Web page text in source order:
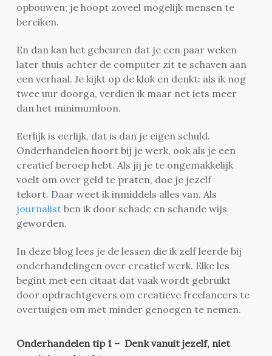
opbouwen; je hoopt zoveel mogelijk mensen te
bereiken.
En dan kan het gebeuren dat je een paar weken
later thuis achter de computer zit te schaven aan
een verhaal. Je kijkt op de klok en denkt: als ik nog
twee uur doorga, verdien ik maar net iets meer
dan het minimumloon.
Eerlijk is eerlijk, dat is dan je eigen schuld.
Onderhandelen hoort bij je werk, ook als je een
creatief beroep hebt. Als jij je te ongemakkelijk
voelt om over geld te praten, doe je jezelf
tekort. Daar weet ik inmiddels alles van. Als
journalistben ik door schade en schande wijs
geworden.
In deze blog lees je de lessen die ik zelf leerde bij
onderhandelingen over creatief werk. Elke les
begint met een citaat dat vaak wordt gebruikt
door opdrachtgevers om creatieve freelancers te
overtuigen om met minder genoegen te nemen.
Onderhandelen tip 1 – Denk vanuit jezelf, niet